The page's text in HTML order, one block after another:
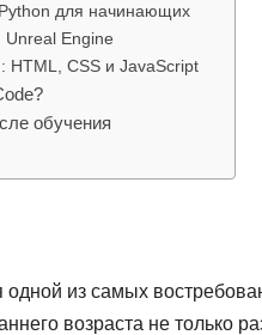
для начинающих
Unreal Engine
HTML, CSS и JavaScript
обучения
одной из самых
возраста не только